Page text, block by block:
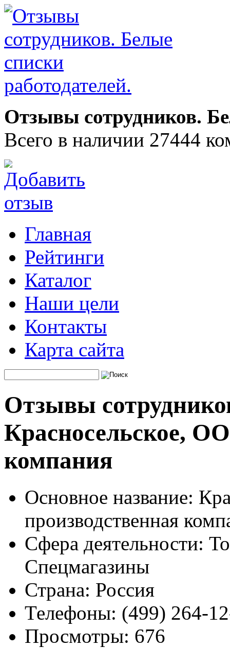
Отзывы сотрудников.
Всего в наличии 27444
Главная
Рейтинги
Каталог
Наши цели
Контакты
Карта сайта
Отзывы
Красносельское,
компания
Основное название:
производственная
Сфера деятельности:
Спецмагазины
Страна: Россия
Телефоны: (499) 264-
Просмотры: 676